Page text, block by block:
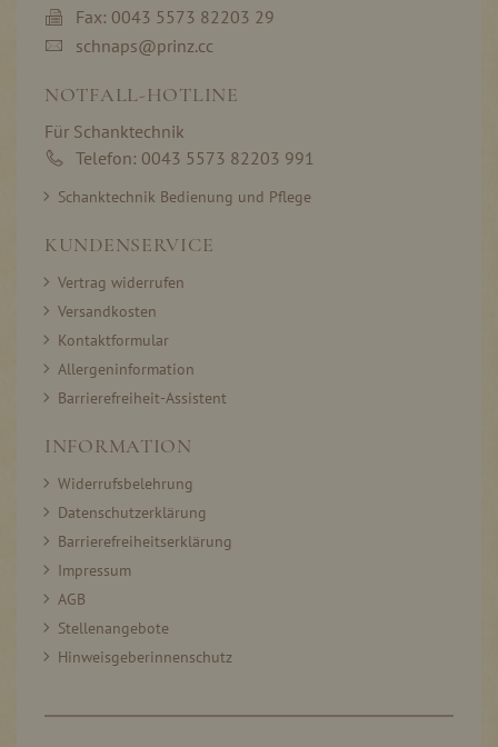
Fax: 0043 5573 82203 29
schnaps@prinz.cc
NOTFALL-HOTLINE
Für Schanktechnik
Telefon: 0043 5573 82203 991
Schanktechnik Bedienung und Pflege
KUNDENSERVICE
Vertrag widerrufen
Versandkosten
Kontaktformular
Allergeninformation
Barrierefreiheit-Assistent
INFORMATION
Widerrufsbelehrung
Datenschutzerklärung
Barrierefreiheitserklärung
Impressum
AGB
Stellenangebote
Hinweisgeberinnenschutz